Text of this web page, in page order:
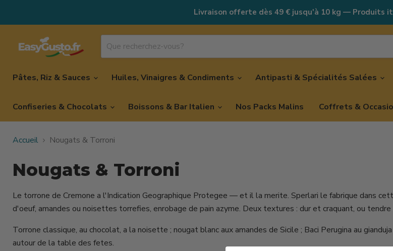
Livraison offerte dès 49 € jusqu'à 10 kg — Produits
Pâtes, Riz & Sauces Huiles, Vinaigres & Condiments Antipasti & Spécialités Salées
Confiseries & Chocolats Boissons & Bar Italien Nos Packs Malins Coffrets &
Accueil Nougats & Torroni
Nougats & Torroni
Le torrone de Cremone a l'Indication Geographique Protegee — et il la merite. Sperlari le fabrique dans
d'oeuf, amandes ou noisettes torrefies, enrobage de pain azyme. Deux textures : dur et craquant, ou
Torrone classique, au chocolat, a la noisette ; nougat blanc aux amandes de Sicile ; Baci Perugina au
autour de la table des fetes.